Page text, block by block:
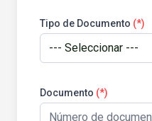
Tipo de Documento (*)
Documento (*)